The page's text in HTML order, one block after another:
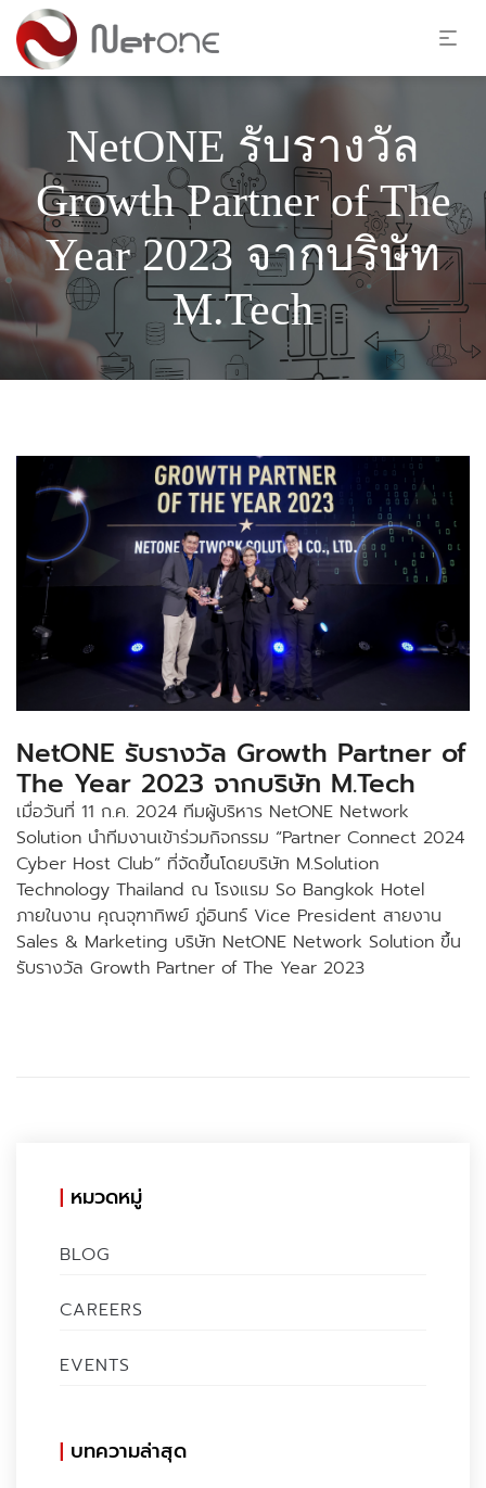
NetONE รับรางวัล
Growth Partner of The
Year 2023 จากบริษัท
M.Tech
NetONE รับรางวัล Growth Partner of
The Year 2023 จากบริษัท M.Tech
เมื่อวันที่ 11 ก.ค. 2024 ทีมผู้บริหาร NetONE Network
Solution นำทีมงานเข้าร่วมกิจกรรม “Partner Connect 2024
Cyber Host Club” ที่จัดขึ้นโดยบริษัท M.Solution
Technology Thailand ณ โรงแรม So Bangkok Hotel
ภายในงาน คุณจุฑาทิพย์ ภู่อินทร์ Vice President สายงาน
Sales & Marketing บริษัท NetONE Network Solution ขึ้น
รับรางวัล Growth Partner of The Year 2023
หมวดหมู่
BLOG
CAREERS
EVENTS
บทความล่าสุด